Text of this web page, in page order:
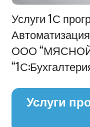
Информация
Услуги 1С
ООО
Услуги